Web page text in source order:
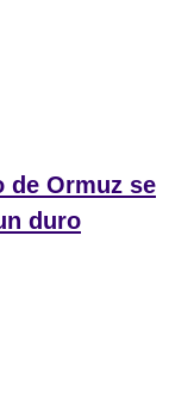
de Ormuz se
duro